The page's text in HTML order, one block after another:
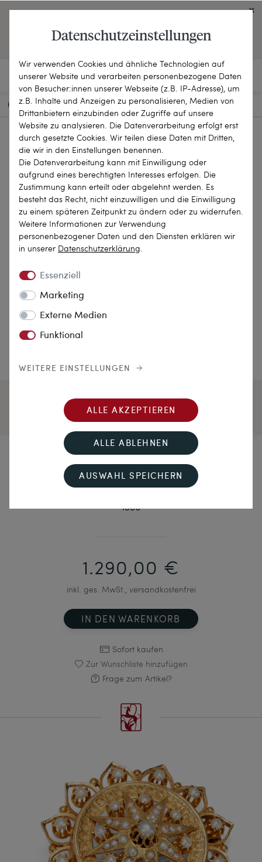
OPEN ENGLISH WEBSITE
HOME SCHMUCKSTÜCKE BROSCHEN & NADELN 23-2214
Sotto le Stelle
1880
1.290,00 €
inkl. ges. MwSt., versandkostenfrei
IN DEN WARENKORB
Sofort kaufen
Zur Wunschliste hinzufügen
Frage zum Artikel?
Datenschutzeinstellungen
Wir verwenden Cookies und ähnliche Technologien auf
unserer Website und verarbeiten personenbezogene Daten
von Besucher:innen unserer Webseite (z.B. IP-Adresse), um
z.B. Inhalte und Anzeigen zu personalisieren, Medien von
Drittanbietern einzubinden oder Zugriffe auf unsere
Website zu analysieren. Die Datenverarbeitung erfolgt erst
durch gesetzte Cookies. Wir teilen diese Daten mit Dritten,
die wir in den Einstellungen benennen.
Die Datenverarbeitung kann mit Einwilligung oder
aufgrund eines berechtigten Interesses erfolgen. Die
Zustimmung kann erteilt oder abgelehnt werden. Es
besteht das Recht, nicht einzuwilligen und die Einwilligung
zu einem späteren Zeitpunkt zu ändern oder zu widerrufen.
Weitere Informationen zur Verwendung
personenbezogener Daten und den Diensten erklären wir
in unserer Daten­schutz­erklärung.
Essenziell
Marketing
Externe Medien
Funktional
WEITERE EINSTELLUNGEN
ALLE AKZEPTIEREN
ALLE ABLEHNEN
AUSWAHL SPEICHERN